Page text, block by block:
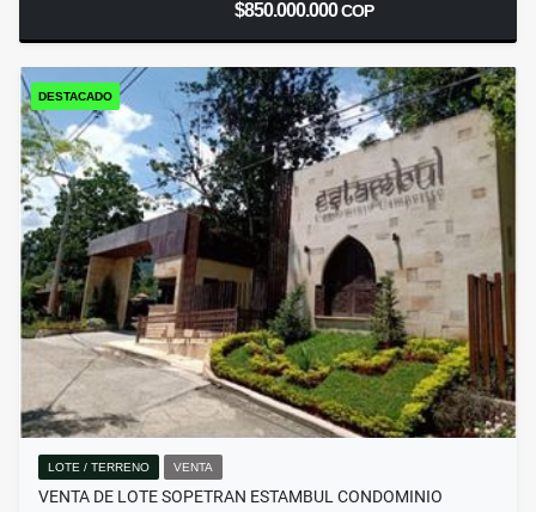
$850.000.000COP
DESTACADO
LOTE / TERRENO VENTA
VENTA DE LOTE SOPETRAN ESTAMBUL CONDOMINIO